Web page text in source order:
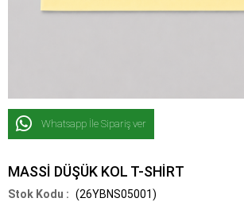
Whatsapp İle Sipariş ver
MASSİ DÜŞÜK KOL T-SHİRT
(26YBNS05001)